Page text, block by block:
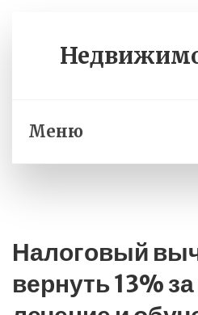
Меню
Налоговый
вернуть 13%